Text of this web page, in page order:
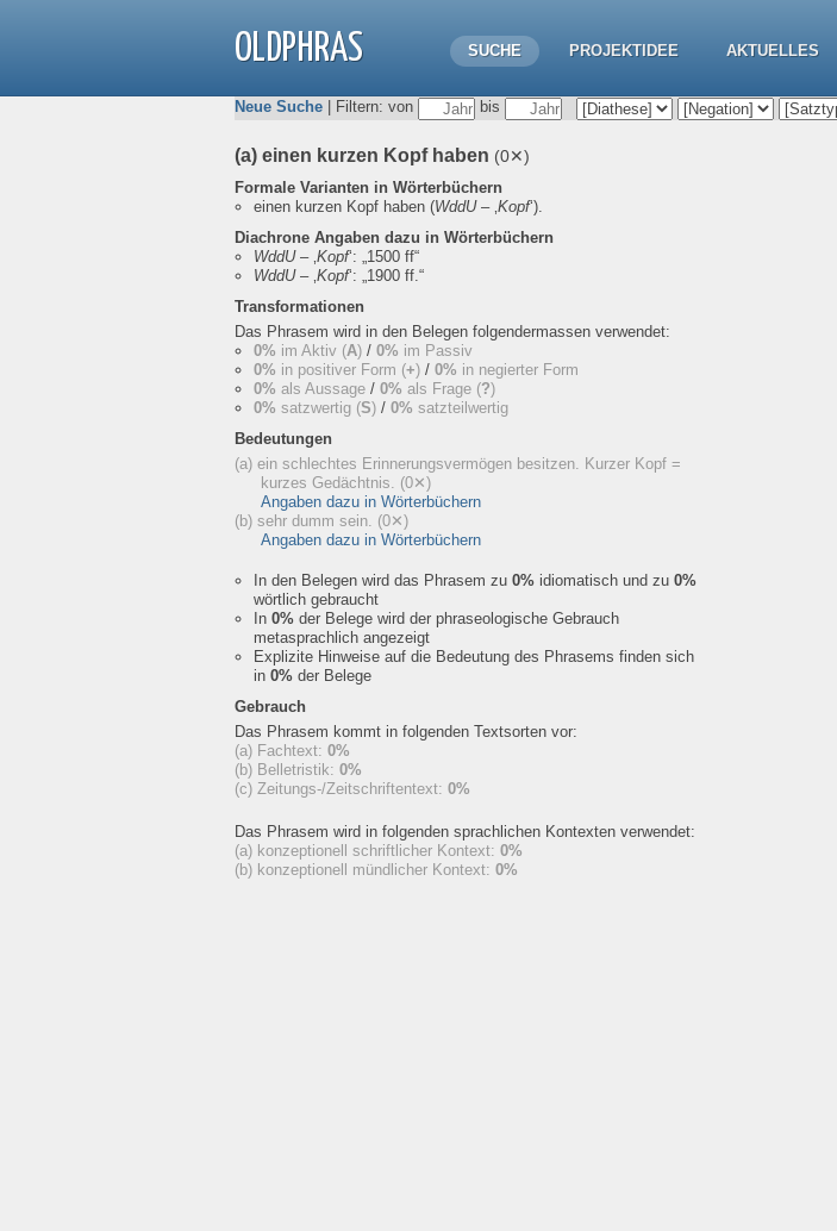
OLDPHRAS SUCHE PROJEKTIDEE AKTUELLES
Neue Suche | Filtern: von bis
(a) einen kurzen Kopf haben (0✕)
Formale Varianten in Wörterbüchern
einen kurzen Kopf haben (WddU– ‚Kopf‘).
Diachrone Angaben dazu in Wörterbüchern
WddU– ‚Kopf‘: „1500 ff“
WddU– ‚Kopf‘: „1900 ff.“
Transformationen
Das Phrasem wird in den Belegen folgendermassen verwendet:
0% im Aktiv (A) / 0% im Passiv
0% in positiver Form (+) / 0% in negierter Form
0% als Aussage / 0% als Frage (?)
0% satzwertig (S) / 0% satzteilwertig
Bedeutungen
(a) ein schlechtes Erinnerungsvermögen besitzen. Kurzer Kopf =
kurzes Gedächtnis. (0✕)
Angaben dazu in Wörterbüchern
(b) sehr dumm sein. (0✕)
Angaben dazu in Wörterbüchern
In den Belegen wird das Phrasem zu 0% idiomatisch und zu 0%
wörtlich gebraucht
In 0% der Belege wird der phraseologische Gebrauch
metasprachlich angezeigt
Explizite Hinweise auf die Bedeutung des Phrasems finden sich
in 0% der Belege
Gebrauch
Das Phrasem kommt in folgenden Textsorten vor:
(a) Fachtext: 0%
(b) Belletristik: 0%
(c) Zeitungs-/Zeitschriftentext: 0%
Das Phrasem wird in folgenden sprachlichen Kontexten verwendet:
(a) konzeptionell schriftlicher Kontext: 0%
(b) konzeptionell mündlicher Kontext: 0%